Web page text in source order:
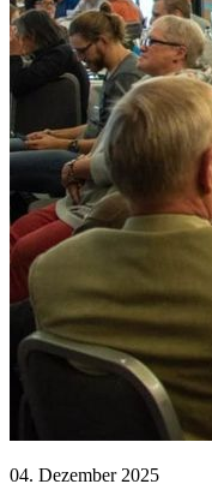
04. Dezember 2025